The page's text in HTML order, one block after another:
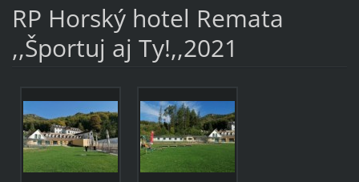
RP Horský hotel Remata
,,Športuj aj Ty!,,2021